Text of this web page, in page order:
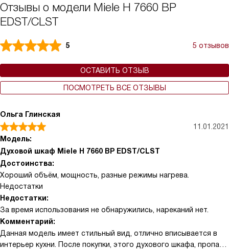
Отзывы о модели Miele H 7660 BP
EDST/CLST
5 5 отзывов
ОСТАВИТЬ ОТЗЫВ
ПОСМОТРЕТЬ ВСЕ ОТЗЫВЫ
Ольга Глинская
11.01.2021
Модель:
Духовой шкаф Miele H 7660 BP EDST/CLST
Достоинства:
Хороший объём, мощность, разные режимы нагрева.
Недостатки
Недостатки:
За время использования не обнаружились, нареканий нет.
Комментарий:
Данная модель имеет стильный вид, отлично вписывается в
интерьер кухни. После покупки, этого духового шкафа, пропала